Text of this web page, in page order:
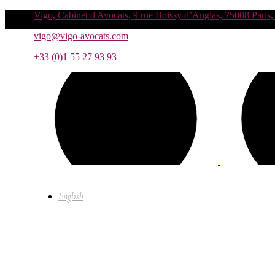
Vigo, Cabinet d'Avocats, 9 rue Boissy d’Anglas, 75008 Paris,
vigo@vigo-avocats.com
+33 (0)1 55 27 93 93
English